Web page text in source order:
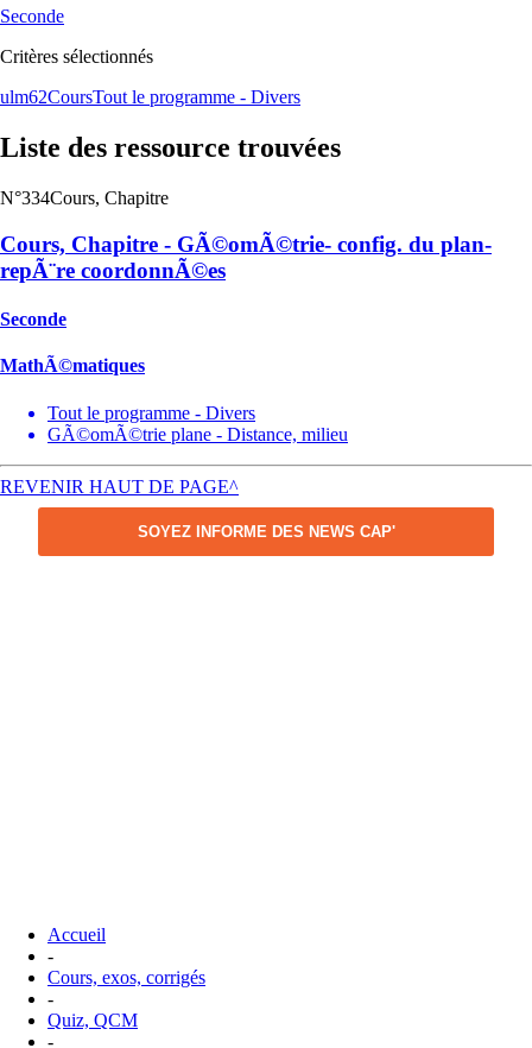
Seconde
Critères sélectionnés
ulm62CoursTout le programme - Divers
Liste des ressource trouvées
N°334Cours, Chapitre
Cours, Chapitre - GÃ©omÃ©trie- config. du plan-
repÃ¨re coordonnÃ©es
Seconde
MathÃ©matiques
Tout le programme - Divers
GÃ©omÃ©trie plane - Distance, milieu
REVENIR HAUT DE PAGE^
SOYEZ INFORME DES NEWS CAP'
Accueil
-
Cours, exos, corrigés
-
Quiz, QCM
-